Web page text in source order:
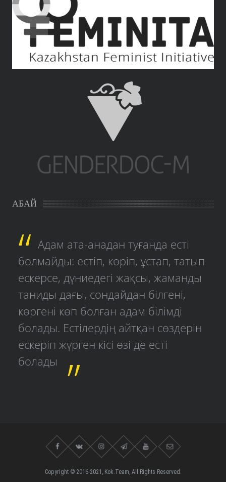
АБАЙ
Адам ата-анадан туғанда есті
болмайды: естіп, көріп, ұстап, татып
ескерсе, дүниедегі жақсы, жаманды
таниды дағы, сондайдан білгені,
көргені көп болған адам білімді
болады. Естілердің айтқан сөздерін
ескеріп жүрген кісі өзі де есті
болады
Copyright © 2016-2021, Kok.Team, All Rights Reserved.